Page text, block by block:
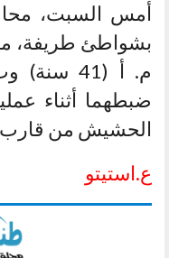
أمس السبت،
بشواطئ طريفة،
الحشيش من
ع.استيتو